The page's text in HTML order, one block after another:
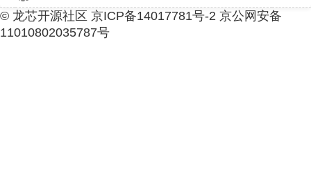
© 龙芯开源社区 京ICP备14017781号-2 京公网安备
11010802035787号